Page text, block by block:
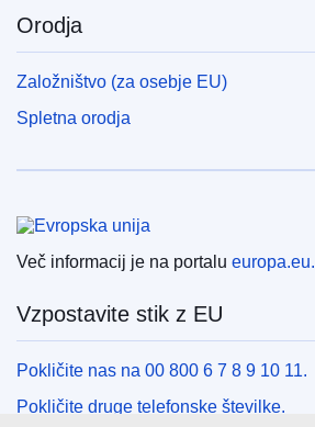
Orodja
Založništvo (za osebje EU)
Spletna orodja
Več informacij je na portalu europa.eu.
Vzpostavite stik z EU
Pokličite nas na 00 800 6 7 8 9 10 11.
Pokličite druge telefonske številke.